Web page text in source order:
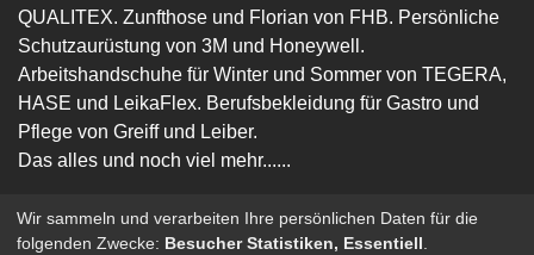
QUALITEX. Zunfthose und Florian von FHB. Persönliche
Schutzaurüstung von 3M und Honeywell.
Arbeitshandschuhe für Winter und Sommer von TEGERA,
HASE und LeikaFlex. Berufsbekleidung für Gastro und
Pflege von Greiff und Leiber.
Das alles und noch viel mehr......
Copyright © Berufsbekleidung-Katzmann-GmbH
Wir sammeln und verarbeiten Ihre persönlichen Daten für die
folgenden Zwecke: Besucher Statistiken, Essentiell